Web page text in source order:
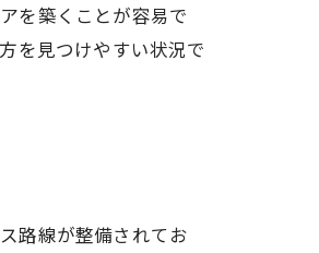
を築くことが容易で
を見つけやすい状況で
路線が整備されてお